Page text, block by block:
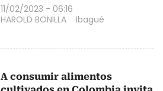
11/02/2023 - 06:16
HAROLD BONILLA
Ibagué
A consumir alimentos